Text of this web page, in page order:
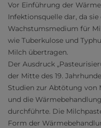
Vor Einführung der
Infektionsquelle dar, da
Wachstumsmedium für
wie Tuberkulose und
Milch übertragen.
Der Ausdruck
der Mitte des 19.
Studien zur Abtötung von
und die
durchführte. Die
Form der